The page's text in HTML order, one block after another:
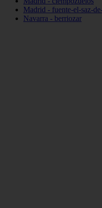
Madrid - fuente-el-saz-
Navarra - berriozar